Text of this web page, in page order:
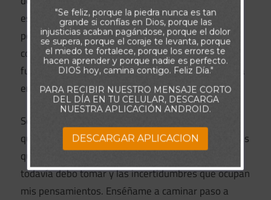
está en Tus manos y que el mañana también te
pertenece. Dame la gracia de vivir este día con un
corazón tranquilo, confiando en que Tú me darás la
fuerza, la sabiduría y la provisión que necesite para
enfrentar cada momento.
Señor, hoy dejo delante de Ti las preocupaciones
que intentan robar mi paz. Te entrego los problemas
que aún no tienen solución, las decisiones que
todavía debo tomar y las incertidumbres que ocupan
mis pensamientos. Enséñame a caminar paso a
"Se feliz, porque la piedra nunca es tan
grande si confías en Dios, porque las
injusticias acaban pagándose, porque el dolor
se supera, porque el coraje te levanta, porque
el miedo te fortalece, porque los errores te
hacen aprender y porque nadie es perfecto.
DIOS hoy, camina contigo. Feliz Día."
PARA RECIBIR NUESTRO MENSAJE CORTO
DEL DÍA EN TU CELULAR, DESCARGA
NUESTRA APLICACIÓN ANDROID.
DESCARGAR APLICACION